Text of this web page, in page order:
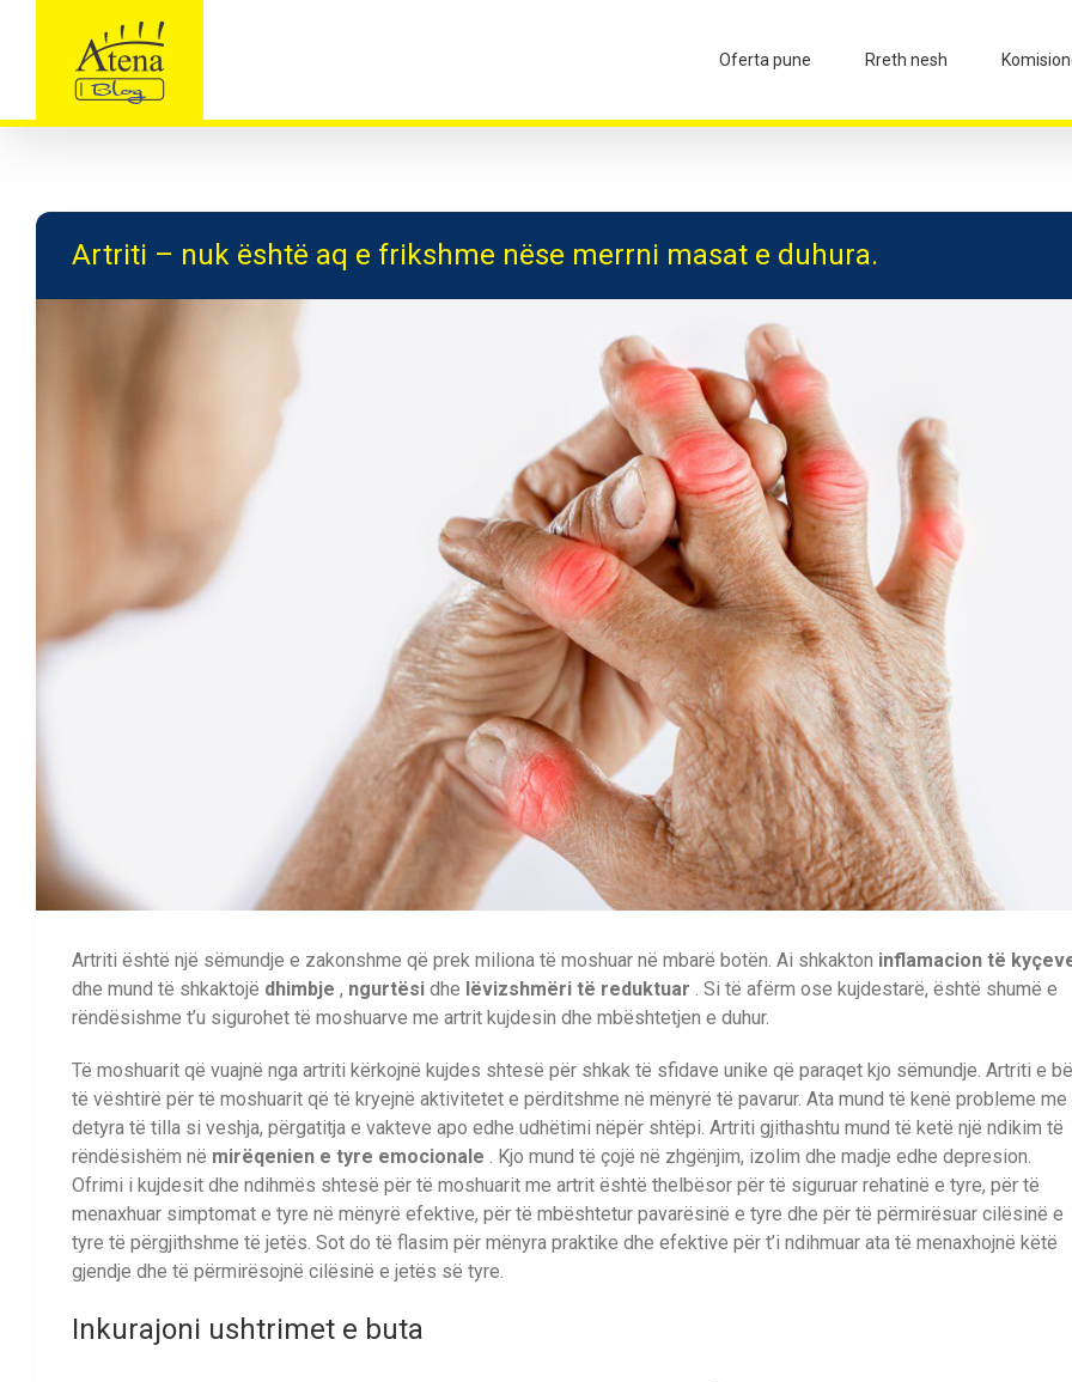
Oferta pune Rreth nesh
Artriti – nuk është aq e frikshme nëse merrni masat e duhura.
Artriti është një sëmundje e zakonshme që prek miliona të moshuar në mbarë botën. Ai shkakton inflamacion të
dhe mund të shkaktojë dhimbje , ngurtësi dhe lëvizshmëri të reduktuar . Si të afërm ose kujdestarë, është shumë e
rëndësishme t’u sigurohet të moshuarve me artrit kujdesin dhe mbështetjen e duhur.
Të moshuarit që vuajnë nga artriti kërkojnë kujdes shtesë për shkak të sfidave unike që paraqet kjo sëmundje. Artriti e
të vështirë për të moshuarit që të kryejnë aktivitetet e përditshme në mënyrë të pavarur. Ata mund të kenë probleme me
detyra të tilla si veshja, përgatitja e vakteve apo edhe udhëtimi nëpër shtëpi. Artriti gjithashtu mund të ketë një ndikim të
rëndësishëm në mirëqenien e tyre emocionale . Kjo mund të çojë në zhgënjim, izolim dhe madje edhe depresion.
Ofrimi i kujdesit dhe ndihmës shtesë për të moshuarit me artrit është thelbësor për të siguruar rehatinë e tyre, për të
menaxhuar simptomat e tyre në mënyrë efektive, për të mbështetur pavarësinë e tyre dhe për të përmirësuar cilësinë e
tyre të përgjithshme të jetës. Sot do të flasim për mënyra praktike dhe efektive për t’i ndihmuar ata të menaxhojnë këtë
gjendje dhe të përmirësojnë cilësinë e jetës së tyre.
Inkurajoni ushtrimet e buta